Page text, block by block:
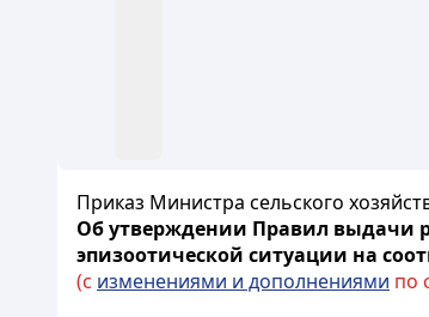
Приказ Министра сельского
Об утверждении Правил выдачи
эпизоотической ситуации на
(с изменениями и дополнениями по